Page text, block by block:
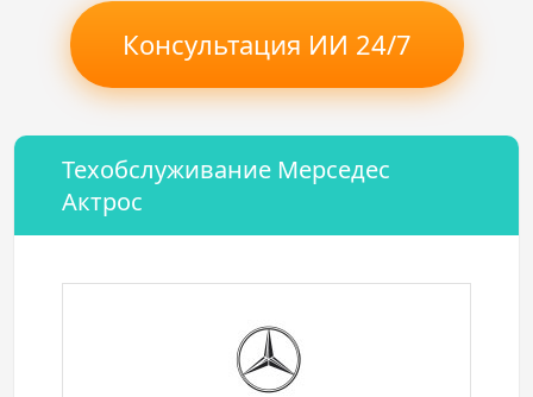
Консультация ИИ 24/7
Техобслуживание Мерседес
Актрос